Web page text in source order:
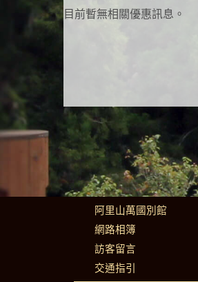
目前暫無相關優惠訊息。
阿里山萬國別館
網路相簿
訪客留言
交通指引